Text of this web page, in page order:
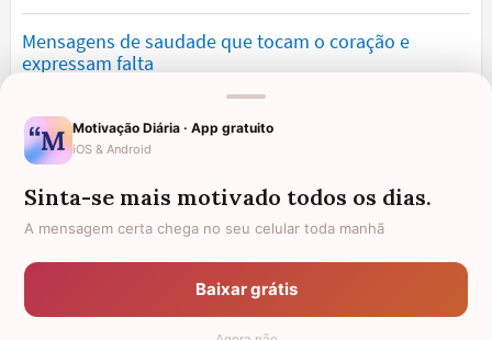
Mensagens de saudade que tocam o coração e
expressam falta
Mensagens de otimismo que vão encher você de
confiança
Mensagens para namorado: declare o seu amor com
palavras lindas
Mensagens de desculpa sinceras para corrigir erros e
Motivação Diária · App gratuito
iOS & Android
Sinta-se mais motivado todos os dias.
A mensagem certa chega no seu celular toda manhã
Baixar grátis